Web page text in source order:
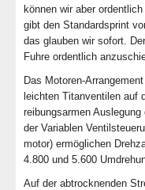
können wir aber
gibt den Standardsprint
das glauben wir sofort.
Fuhre ordentlich
Das Motoren-
leichten Titanventilen auf
reibungsarmen
der Variablen
motor) ermöglichen
4.800 und 5.600
Auf der abtrocknenden